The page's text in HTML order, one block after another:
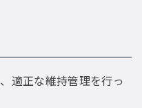
適正な維持管理を行っ